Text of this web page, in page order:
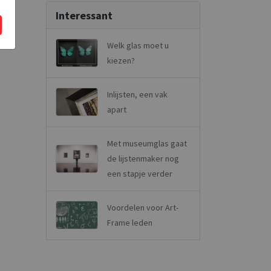
Interessant
Welk glas moet u
kiezen?
Inlijsten, een vak
apart
Met museumglas gaat
de lijstenmaker nog
een stapje verder
Voordelen voor Art-
Frame leden